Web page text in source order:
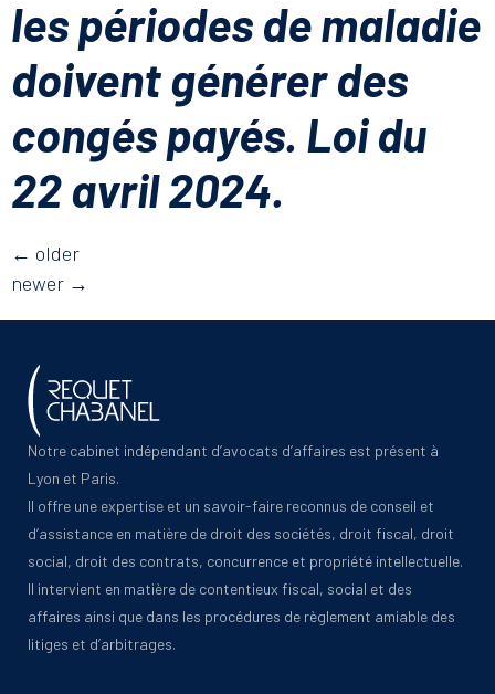
les périodes de maladie
doivent générer des
congés payés. Loi du
22 avril 2024.
← older
newer →
Notre cabinet indépendant d’avocats d’affaires est présent à
Lyon et Paris.
Il offre une expertise et un savoir-faire reconnus de conseil et
d’assistance en matière de droit des sociétés, droit fiscal, droit
social, droit des contrats, concurrence et propriété intellectuelle.
Il intervient en matière de contentieux fiscal, social et des
affaires ainsi que dans les procédures de règlement amiable des
litiges et d’arbitrages.